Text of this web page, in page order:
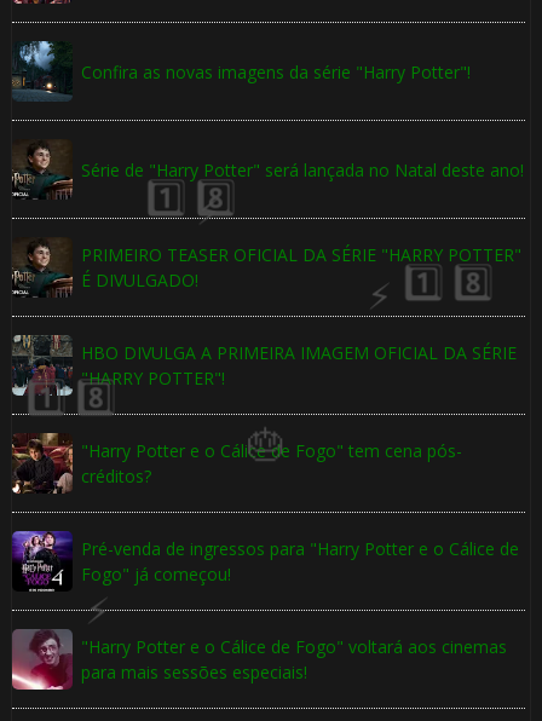
Confira as novas imagens da série "Harry Potter"!
Série de "Harry Potter" será lançada no Natal deste ano!
PRIMEIRO TEASER OFICIAL DA SÉRIE "HARRY POTTER"
É DIVULGADO!
HBO DIVULGA A PRIMEIRA IMAGEM OFICIAL DA SÉRIE
"HARRY POTTER"!
"Harry Potter e o Cálice de Fogo" tem cena pós-
créditos?
Pré-venda de ingressos para "Harry Potter e o Cálice de
Fogo" já começou!
"Harry Potter e o Cálice de Fogo" voltará aos cinemas
para mais sessões especiais!
1️⃣ 8️⃣
1️⃣
8️⃣